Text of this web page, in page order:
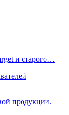
и старого…
продукции.